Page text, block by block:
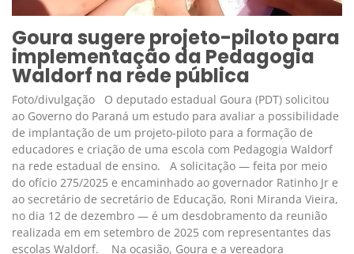
Goura sugere projeto-piloto para
implementação da Pedagogia
Waldorf na rede pública
Foto/divulgação O deputado estadual Goura (PDT) solicitou
ao Governo do Paraná um estudo para avaliar a possibilidade
de implantação de um projeto-piloto para a formação de
educadores e criação de uma escola com Pedagogia Waldorf
na rede estadual de ensino. A solicitação — feita por meio
do ofício 275/2025 e encaminhado ao governador Ratinho Jr e
ao secretário de secretário de Educação, Roni Miranda Vieira,
no dia 12 de dezembro — é um desdobramento da reunião
realizada em em setembro de 2025 com representantes das
escolas Waldorf. Na ocasião, Goura e a vereadora